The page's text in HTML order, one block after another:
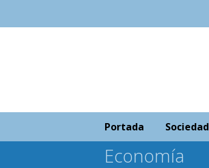
Portada Sociedad
Economía